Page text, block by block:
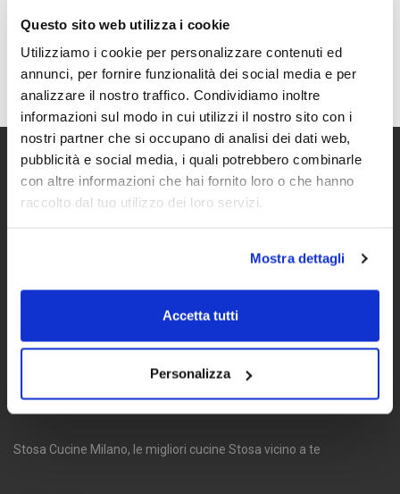
Questo sito web utilizza i cookie
Utilizziamo i cookie per personalizzare contenuti ed
annunci, per fornire funzionalità dei social media e per
analizzare il nostro traffico. Condividiamo inoltre
informazioni sul modo in cui utilizzi il nostro sito con i
nostri partner che si occupano di analisi dei dati web,
pubblicità e social media, i quali potrebbero combinarle
con altre informazioni che hai fornito loro o che hanno
raccolto dal tuo utilizzo dei loro servizi.
Mostra dettagli
Accetta tutti
Personalizza
Acconsento all'informativa sulla
Privacy Policy
Stosa Cucine Milano, le migliori cucine Stosa vicino a te